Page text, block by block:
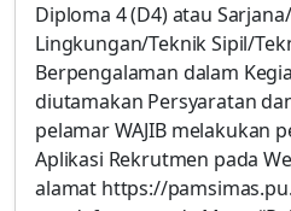
Diploma 4 (D4) atau
Lingkungan/Teknik Sipil/
Berpengalaman dalam
diutamakan Persyaratan
pelamar WAJIB melakukan
Aplikasi Rekrutmen pada
alamat https://